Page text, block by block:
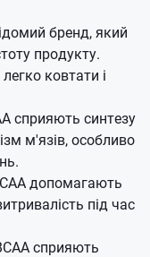
бренд, який
продукту.
ковтати і
сприяють синтезу
м'язів, особливо
допомагають
під час
сприяють